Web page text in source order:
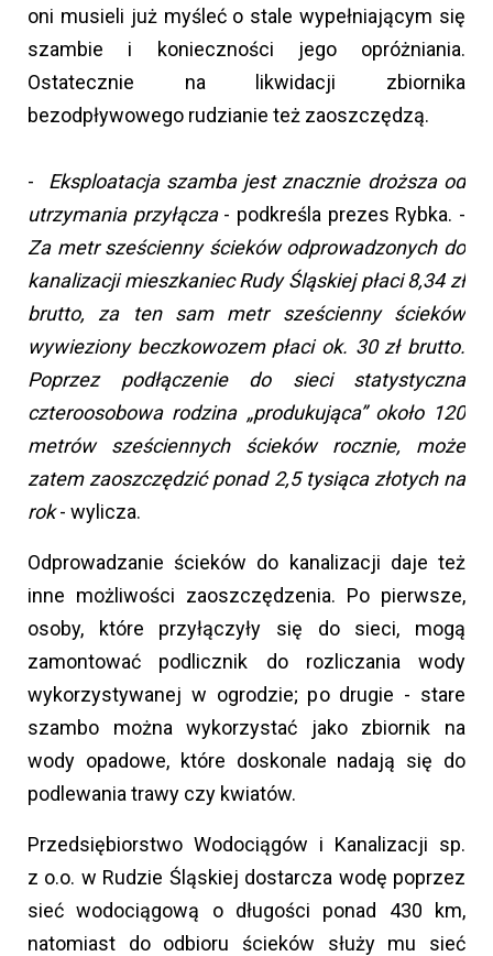
oni musieli już myśleć o stale wypełniającym się
szambie i konieczności jego opróżniania.
Ostatecznie na likwidacji zbiornika
bezodpływowego rudzianie też zaoszczędzą.
- Eksploatacja szamba jest znacznie droższa od
utrzymania przyłącza- podkreśla prezes Rybka. -
Za metr sześcienny ścieków odprowadzonych do
kanalizacji mieszkaniec Rudy Śląskiej płaci 8,34 zł
brutto, za ten sam metr sześcienny ścieków
wywieziony beczkowozem płaci ok. 30 zł brutto.
Poprzez podłączenie do sieci statystyczna
czteroosobowa rodzina „produkująca” około 120
metrów sześciennych ścieków rocznie, może
zatem zaoszczędzić ponad 2,5 tysiąca złotych na
rok- wylicza.
Odprowadzanie ścieków do kanalizacji daje też
inne możliwości zaoszczędzenia. Po pierwsze,
osoby, które przyłączyły się do sieci, mogą
zamontować podlicznik do rozliczania wody
wykorzystywanej w ogrodzie; po drugie - stare
szambo można wykorzystać jako zbiornik na
wody opadowe, które doskonale nadają się do
podlewania trawy czy kwiatów.
Przedsiębiorstwo Wodociągów i Kanalizacji sp.
z o.o. w Rudzie Śląskiej dostarcza wodę poprzez
sieć wodociągową o długości ponad 430 km,
natomiast do odbioru ścieków służy mu sieć